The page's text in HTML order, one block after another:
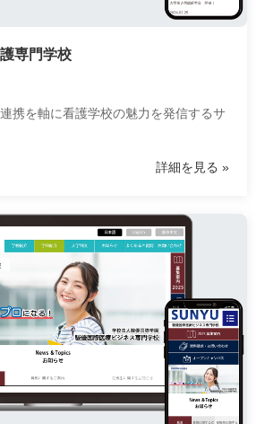
専門学校
携を軸に看護学校の魅力を発信するサ
詳細を見る